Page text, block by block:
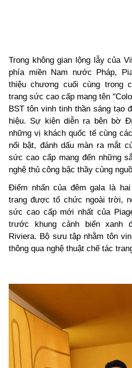
Trong không gian lộng lẫy của
phía miền Nam nước Pháp,
thiệu chương cuối cùng trong
trang sức cao cấp mang tên
BST tôn vinh tinh thần sáng tạo
hiệu. Sự kiện diễn ra bên bờ
những vị khách quốc tế cùng
nổi bật, đánh dấu màn ra mắt
sức cao cấp mang đến những
nghệ thủ công bậc thầy cùng
Điểm nhấn của đêm gala là
trang được tổ chức ngoài trời,
sức cao cấp mới nhất của
trước khung cảnh biển xanh
Riviera. Bộ sưu tập nhằm tôn
thông qua nghệ thuật chế tác